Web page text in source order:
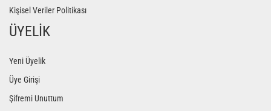
Kişisel Veriler Politikası
ÜYELİK
Yeni Üyelik
Üye Girişi
Şifremi Unuttum